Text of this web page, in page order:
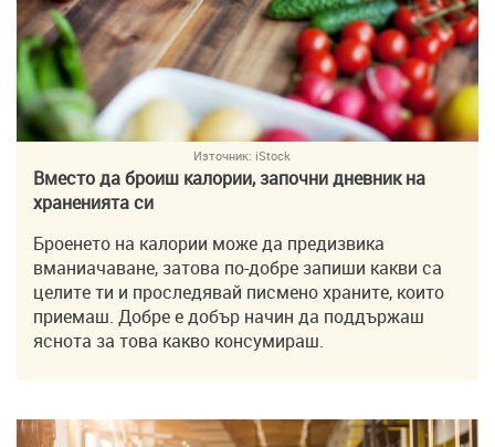
Източник: iStock
Вместо да броиш калории, започни дневник на
храненията си
Броенето на калории може да предизвика
вманиачаване, затова по-добре запиши какви са
целите ти и проследявай писмено храните, които
приемаш. Добре е добър начин да поддържаш
яснота за това какво консумираш.